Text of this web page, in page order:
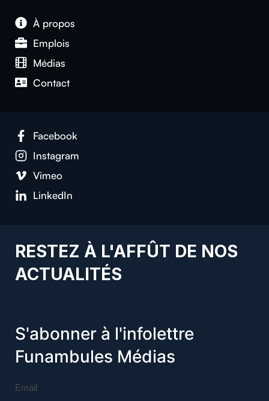
À propos
Emplois
Médias
Contact
Facebook
Instagram
Vimeo
LinkedIn
RESTEZ À L'AFFÛT DE NOS
ACTUALITÉS
S'abonner à l'infolettre
Funambules Médias
Email